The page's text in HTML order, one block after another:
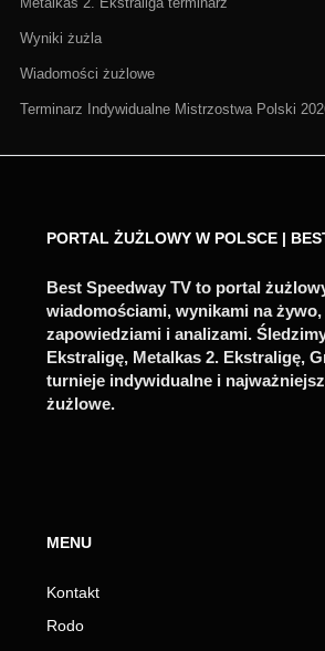
Wyniki żużla
Wiadomości żużlowe
Terminarz Indywidualne Mistrzostwa Polski
PORTAL ŻUŻLOWY W POLSCE |
Best Speedway TV to portal
wiadomościami, wynikami na
zapowiedziami i analizami.
Ekstraligę, Metalkas 2. Ekstraligę,
turnieje indywidualne i
żużlowe.
MENU
Kontakt
Rodo